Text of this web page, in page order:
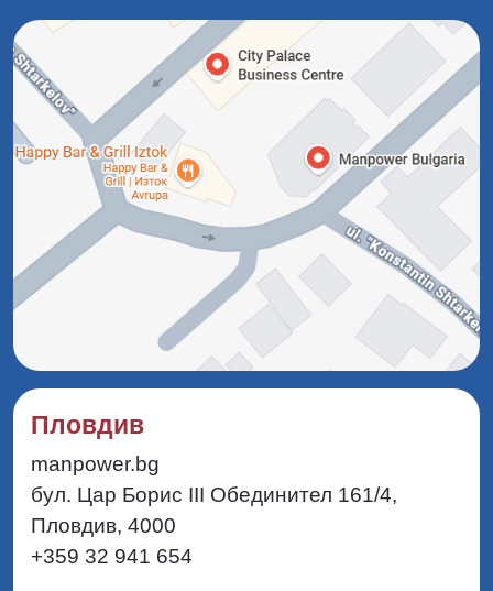
Пловдив
manpower.bg
бул. Цар Борис III Обединител 161/4,
Пловдив, 4000
+359 32 941 654